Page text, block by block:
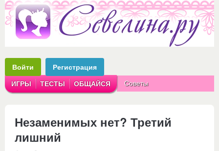
Войти Регистрация
ИГРЫ ТЕСТЫ ОБЩАЙСЯ Советы
Незаменимых нет? Третий
лишний